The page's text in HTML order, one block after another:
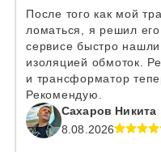
После того как мой
ломаться, я решил
сервисе быстро
изоляцией обмоток.
и трансформатор
Рекомендую.
Сахаров Никита
8.08.2026